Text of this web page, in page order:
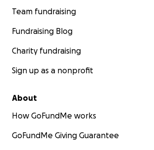
Team fundraising
Fundraising Blog
Charity fundraising
Sign up as a nonprofit
About
How GoFundMe works
GoFundMe Giving Guarantee